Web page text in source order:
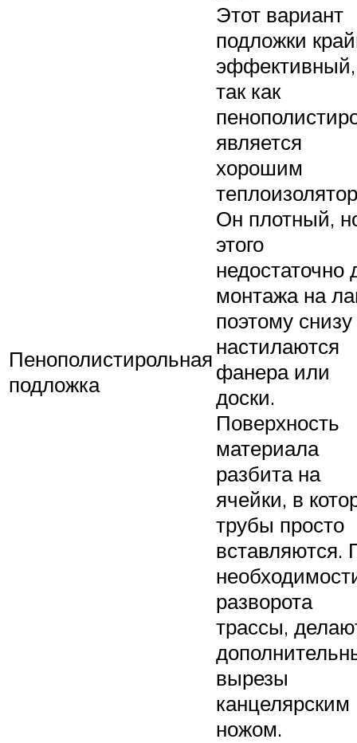
Пенополистирольная
подложка
Этот вариант
подложки
эффективный,
так как
является
хорошим
Он плотный,
этого
недостаточно
монтажа на
поэтому снизу
настилаются
фанера или
доски.
Поверхность
материала
разбита на
ячейки, в
трубы просто
вставляются.
разворота
трассы,
вырезы
канцелярским
ножом.